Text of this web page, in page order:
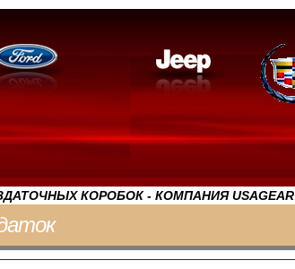
КОРОБОК - КОМПАНИЯ USAGEAR